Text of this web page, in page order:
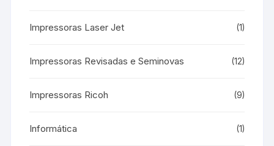
Impressoras Laser Jet (1)
Impressoras Revisadas e Seminovas (12)
Impressoras Ricoh (9)
Informática (1)